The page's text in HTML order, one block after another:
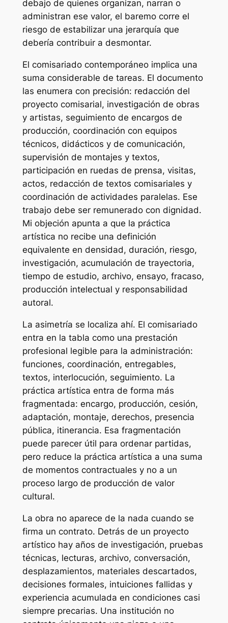
debajo de quienes organizan, narran o
administran ese valor, el baremo corre el
riesgo de estabilizar una jerarquía que
debería contribuir a desmontar.
El comisariado contemporáneo implica una
suma considerable de tareas. El documento
las enumera con precisión: redacción del
proyecto comisarial, investigación de obras
y artistas, seguimiento de encargos de
producción, coordinación con equipos
técnicos, didácticos y de comunicación,
supervisión de montajes y textos,
participación en ruedas de prensa, visitas,
actos, redacción de textos comisariales y
coordinación de actividades paralelas. Ese
trabajo debe ser remunerado con dignidad.
Mi objeción apunta a que la práctica
artística no recibe una definición
equivalente en densidad, duración, riesgo,
investigación, acumulación de trayectoria,
tiempo de estudio, archivo, ensayo, fracaso,
producción intelectual y responsabilidad
autoral.
La asimetría se localiza ahí. El comisariado
entra en la tabla como una prestación
profesional legible para la administración:
funciones, coordinación, entregables,
textos, interlocución, seguimiento. La
práctica artística entra de forma más
fragmentada: encargo, producción, cesión,
adaptación, montaje, derechos, presencia
pública, itinerancia. Esa fragmentación
puede parecer útil para ordenar partidas,
pero reduce la práctica artística a una suma
de momentos contractuales y no a un
proceso largo de producción de valor
cultural.
La obra no aparece de la nada cuando se
firma un contrato. Detrás de un proyecto
artístico hay años de investigación, pruebas
técnicas, lecturas, archivo, conversación,
desplazamientos, materiales descartados,
decisiones formales, intuiciones fallidas y
experiencia acumulada en condiciones casi
siempre precarias. Una institución no